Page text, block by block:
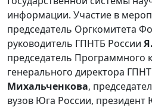
информации. Участие в
председатель Оргкомитета
руководитель ГПНТБ России
председатель Программного
генерального директора
Михальченкова,
вузов Юга России,